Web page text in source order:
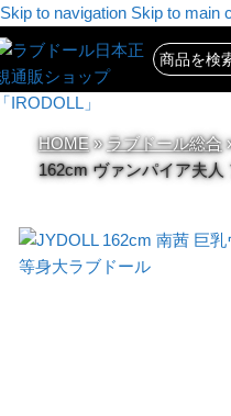
Skip to navigation Skip to main
HOME»ラブドール総合
162cm ヴァンパイア夫